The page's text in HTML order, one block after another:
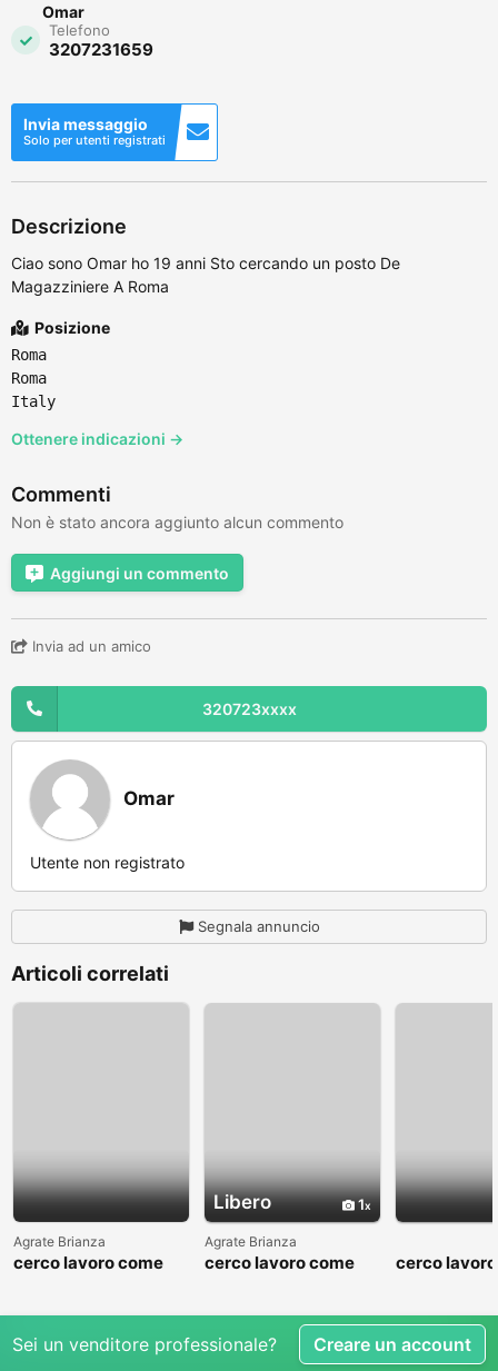
Omar
Telefono
3207231659
Invia messaggio
Solo per utenti registrati
Descrizione
Ciao sono Omar ho 19 anni Sto cercando un posto De
Magazziniere A Roma
Posizione
Roma
Roma
Italy
Ottenere indicazioni →
Commenti
Non è stato ancora aggiunto alcun commento
Aggiungi un commento
Invia ad un amico
320723xxxx
Omar
Utente non registrato
Segnala annuncio
Articoli correlati
Agrate Brianza
cerco lavoro come
Libero 1
Agrate Brianza
cerco lavoro come
cerco
Sei un venditore professionale? Creare un account